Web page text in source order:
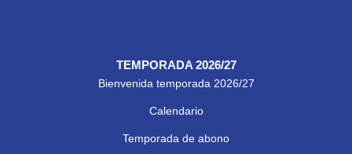
TEMPORADA 2026/27
Bienvenida temporada 2026/27
Calendario
Temporada de abono